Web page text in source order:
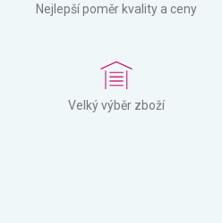
Nejlepší poměr kvality a ceny
Velký výběr zboží